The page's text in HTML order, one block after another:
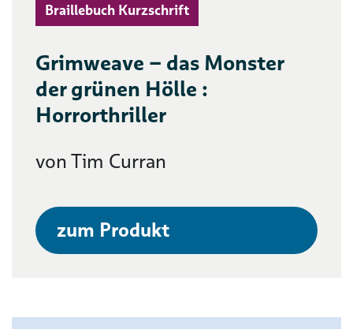
Braillebuch Kurzschrift
Grimweave – das Monster
der grünen Hölle :
Horrorthriller
von Tim Curran
zum Produkt